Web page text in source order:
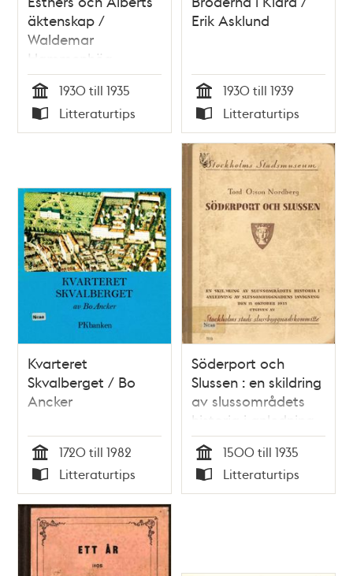
äktenskap /
Waldemar
Hammenhög
Tid
1930 till 1935
Typ
Litteraturtips
Erik Asklund
Tid
1930 till 1939
Typ
Litteraturtips
Kvarteret
Skvalberget / Bo
Ancker
Tid
1720 till 1982
Typ
Litteraturtips
Söderport och
Slussen : en skildring
av slussområdets
historia i anledning
av
slussombyggnadens
invigning den 15
oktober 1935 / Tord
Tid
1500 till 1935
Typ
Litteraturtips